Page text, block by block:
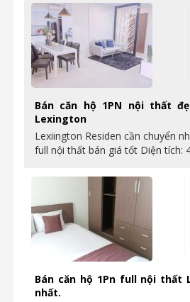
Bán căn hộ 1PN nội thất
Lexington
Lexiington Residen cần chuyển
full nội thất bán giá tốt Diện tích:
Bán căn hộ 1Pn full nội thất
nhất.